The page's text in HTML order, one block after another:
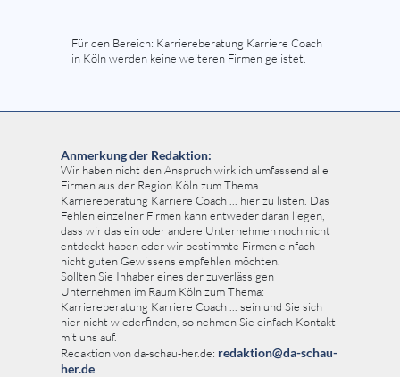
Für den Bereich: Karriereberatung Karriere Coach
in Köln werden keine weiteren Firmen gelistet.
Anmerkung der Redaktion:
Wir haben nicht den Anspruch wirklich umfassend alle
Firmen aus der Region Köln zum Thema ...
Karriereberatung Karriere Coach ... hier zu listen. Das
Fehlen einzelner Firmen kann entweder daran liegen,
dass wir das ein oder andere Unternehmen noch nicht
entdeckt haben oder wir bestimmte Firmen einfach
nicht guten Gewissens empfehlen möchten.
Sollten Sie Inhaber eines der zuverlässigen
Unternehmen im Raum Köln zum Thema:
Karriereberatung Karriere Coach ... sein und Sie sich
hier nicht wiederfinden, so nehmen Sie einfach Kontakt
mit uns auf.
Redaktion von da-schau-her.de: redaktion@da-schau-
her.de